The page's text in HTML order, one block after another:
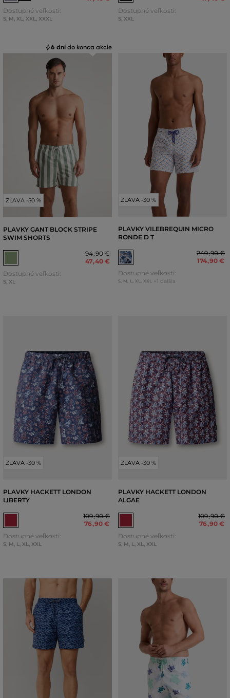
Dostupné veľkosti:
S, M XL XXL XXXL
Dostupné veľkosti:
S, XXL
6 dní do konca akcie
ZĽAVA -50 %
PLAVKY GANT BLOCK STRIPE
SWIM SHORTS
94,90 €
47,40 €
Dostupné veľkosti:
S, XL
ZĽAVA -30 %
PLAVKY VILEBREQUIN MICRO
RONDE D T
249,90 €
174,90 €
Dostupné veľkosti:
S, M, L, XL, XXL +1 ďalšia
ZĽAVA -30 %
PLAVKY HACKETT LONDON
LIBERTY
109,90 €
76,90 €
Dostupné veľkosti:
S, M, L, XL, XXL
ZĽAVA -30 %
PLAVKY HACKETT LONDON
ALGAE
109,90 €
76,90 €
Dostupné veľkosti:
S, M, L, XL, XXL